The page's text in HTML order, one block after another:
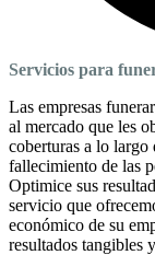
Servicios para
Las empresas
al mercado que les
coberturas a lo
fallecimiento de las
Optimice sus
servicio que
económico de su
resultados tangibles